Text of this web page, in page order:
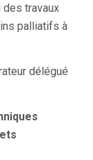
des travaux
palliatifs à
délégué